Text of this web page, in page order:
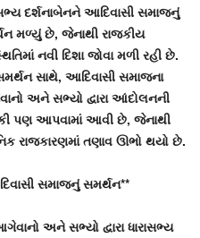
દર્શનાબેનને આદિવાસી સમાજનું
મળ્યું છે, જેનાથી રાજકીય
નવી દિશા જોવા મળી રહી છે.
સાથે, આદિવાસી સમાજના
અને સભ્યો દ્વારા આંદોલનની
પણ આપવામાં આવી છે, જેનાથી
રાજકારણમાં તણાવ ઊભો થયો છે.
સમાજનું સમર્થન**
અને સભ્યો દ્વારા ધારાસભ્ય